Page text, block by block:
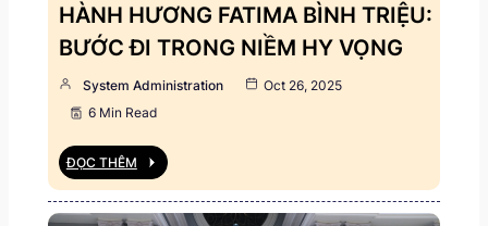
HÀNH HƯƠNG FATIMA BÌNH TRIỆU:
BƯỚC ĐI TRONG NIỀM HY VỌNG
System Administration
Oct 26, 2025
6 Min Read
ĐỌC THÊM